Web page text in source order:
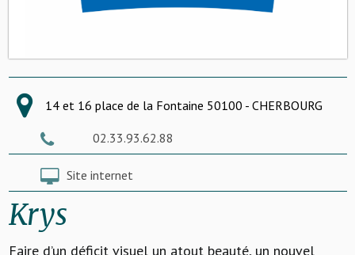
14 et 16 place de la Fontaine 50100 - CHERBOURG
02.33.93.62.88
Site internet
Krys
Faire d’un déficit visuel un atout beauté, un nouvel